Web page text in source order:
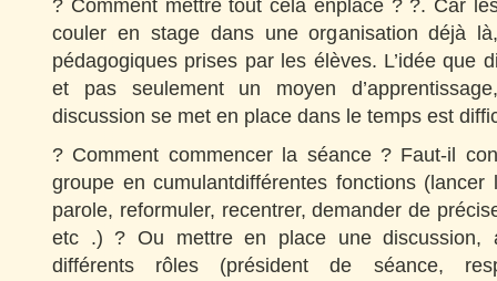
? Comment mettre tout cela enplace ? ?. Car
couler en stage dans une organisation déjà
pédagogiques prises par les élèves. L’idée que
et pas seulement un moyen
discussion se met en place dans le temps est
? Comment commencer la séance ? Faut-il
groupe en cumulantdifférentes fonctions
parole, reformuler, recentrer, demander de
etc .) ? Ou mettre en place une discussion,
différents rôles (président de séance,